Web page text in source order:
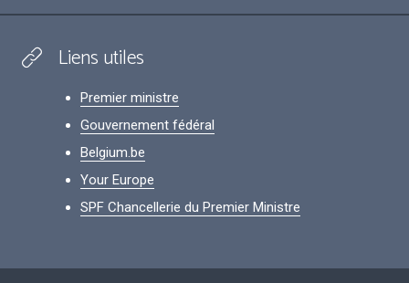
Liens utiles
Premier ministre
Gouvernement fédéral
Belgium.be
Your Europe
SPF Chancellerie du Premier Ministre